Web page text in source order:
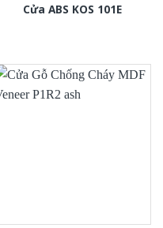
Cửa ABS KOS 101E